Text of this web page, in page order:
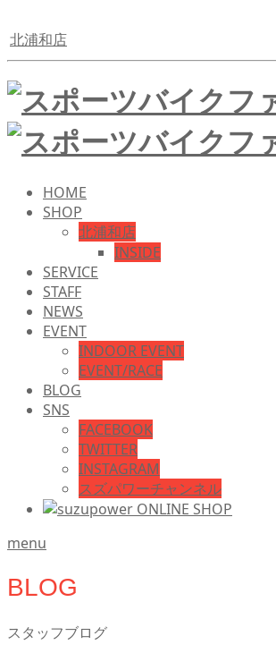
北浦和店
HOME
SHOP
北浦和店
INSIDE
SERVICE
STAFF
NEWS
EVENT
INDOOR EVENT
EVENT/RACE
BLOG
SNS
FACEBOOK
TWITTER
INSTAGRAM
スズパワーチャンネル
menu
BLOG
スタッフブログ